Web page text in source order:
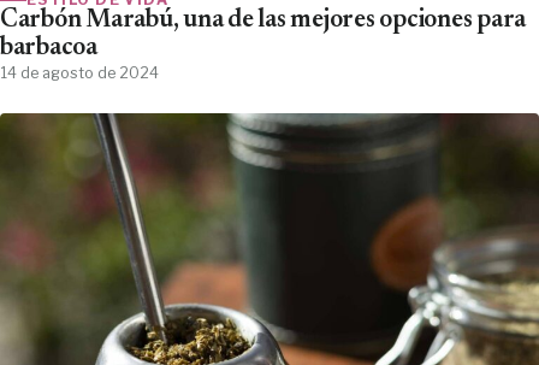
Carbón Marabú, una de las mejores opciones para
barbacoa
14 de agosto de 2024